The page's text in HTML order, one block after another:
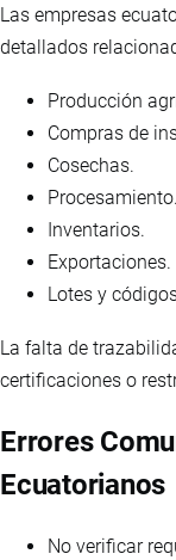
Las empresas
detallados
Producción
Compras de
Cosechas.
Procesamiento.
Inventarios.
Exportaciones.
Lotes y
La falta de
certificaciones o
Errores
Ecuatorianos
No verificar